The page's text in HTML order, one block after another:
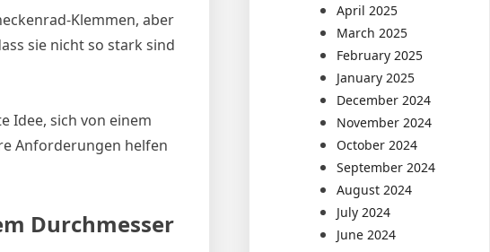
Klemmen, aber
sie nicht so stark sind
Idee, sich von einem
Anforderungen helfen
Durchmesser
April 2025
March 2025
February 2025
January 2025
December 2024
November 2024
October 2024
September 2024
August 2024
July 2024
June 2024